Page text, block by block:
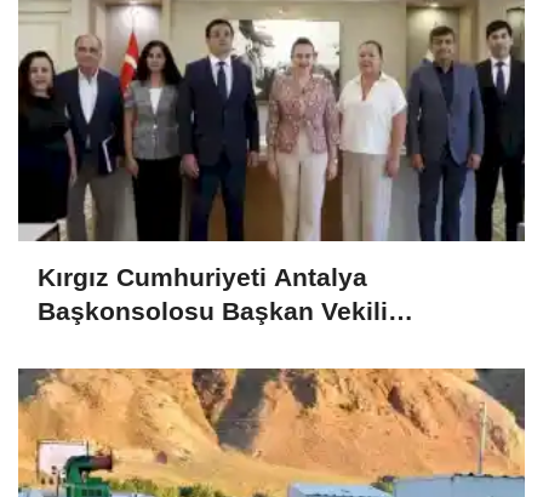
Kırgız Cumhuriyeti Antalya
Başkonsolosu Başkan Vekili